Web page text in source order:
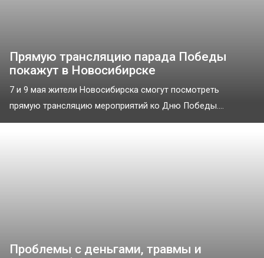
Прямую трансляцию парада Победы
покажут в Новосибирске
7 и 9 мая жители Новосибирска смогут посмотреть
прямую трансляцию мероприятий ко Дню Победы....
Проблемы с деньгами, травмы и